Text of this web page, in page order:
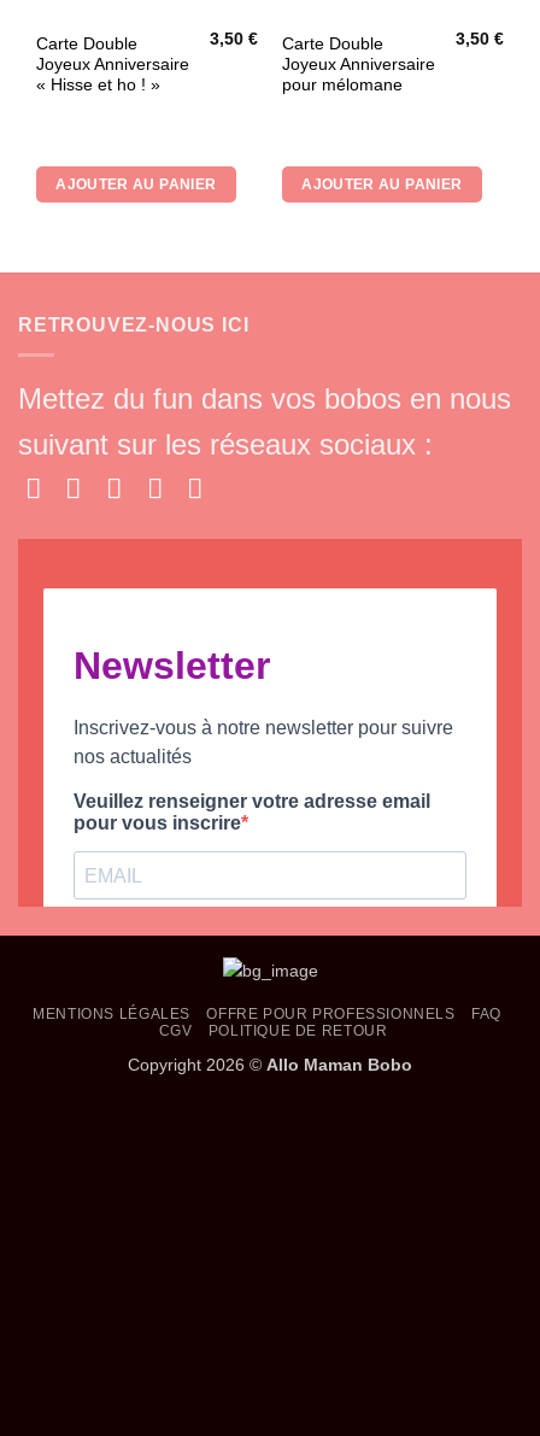
Carte Double
Joyeux Anniversaire
« Hisse et ho ! »
3,50€
AJOUTER AU PANIER
Carte Double
Joyeux Anniversaire
pour mélomane
3,50€
AJOUTER AU PANIER
RETROUVEZ-NOUS ICI
Mettez du fun dans vos bobos en nous
suivant sur les réseaux sociaux :
MENTIONS LÉGALES OFFRE POUR PROFESSIONNELS
FAQ
CGV
POLITIQUE DE RETOUR
Copyright 2026 © Allo Maman Bobo